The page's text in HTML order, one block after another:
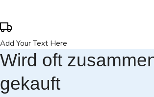
Add Your Text Here
Wird oft
gekauft